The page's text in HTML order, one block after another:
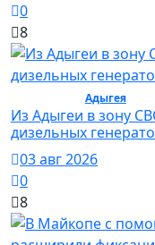
0
8
Адыгея/
Из Адыгеи в зону
дизельных
03 авг 2026
0
8